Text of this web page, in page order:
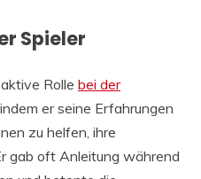
Spieler
Rolle bei der
er seine Erfahrungen
zu helfen, ihre
gab oft Anleitung während